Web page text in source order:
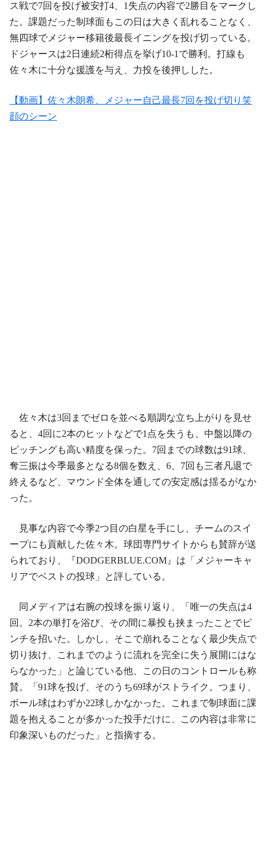
ス戦で7回を投げ被安打4、1失点の内容で2勝目をマークし
た。課題だった制球面もこの日は大きく乱れることなく、
無四球でメジャー移籍後最長イニングを投げ切っている。
ドジャースは2日連続2桁得点を挙げ10-1で勝利。打線も
佐々木に十分な援護を与え、力投を後押しした。
【動画】佐々木朗希、メジャー自己最長7回を投げ切り笑
顔のシーン
佐々木は3回までゼロを並べる順調な立ち上がりを見せ
ると、4回に2本のヒットなどで1点を失うも、中盤以降の
ピッチングも高い精度を保った。7回までの球数は91球、
奪三振は今季最多となる8個を数え、6、7回も三者凡退で
終えるなど、マウンド全体を通しての安定感は揺るがなか
った。
見事な内容で今季2つ目の白星を手にし、チームのスイ
ープにも貢献した佐々木。球団専門サイトからも賛辞が送
られており、『DODGERBLUE.COM』は「メジャーキャ
リアでベストの投球」と評している。
同メディアは右腕の投球を振り返り、「唯一の失点は4
回。2本の単打を浴び、その間に暴投も挟まったことでピ
ンチを招いた。しかし、そこで崩れることなく最少失点で
切り抜け、これまでのように流れを完全に失う展開にはな
らなかった」と論じている他、この日のコントロールも称
賛。「91球を投げ、そのうち69球がストライク。つまり、
ボール球はわずか22球しかなかった。これまで制球面に課
題を抱えることが多かった投手だけに、この内容は非常に
印象深いものだった」と指摘する。